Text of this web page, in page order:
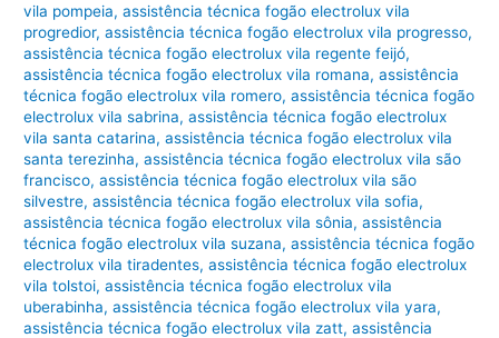
vila pompeia,assistência técnica fogão electrolux vila
progredior,assistência técnica fogão electrolux vila progresso,
assistência técnica fogão electrolux vila regente feijó,
assistência técnica fogão electrolux vila romana,assistência
técnica fogão electrolux vila romero,assistência técnica fogão
electrolux vila sabrina,assistência técnica fogão electrolux
vila santa catarina,assistência técnica fogão electrolux vila
santa terezinha,assistência técnica fogão electrolux vila são
francisco,assistência técnica fogão electrolux vila são
silvestre,assistência técnica fogão electrolux vila sofia,
assistência técnica fogão electrolux vila sônia,assistência
técnica fogão electrolux vila suzana,assistência técnica fogão
electrolux vila tiradentes,assistência técnica fogão electrolux
vila tolstoi,assistência técnica fogão electrolux vila
uberabinha,assistência técnica fogão electrolux vila yara,
assistência técnica fogão electrolux vila zatt,assistência